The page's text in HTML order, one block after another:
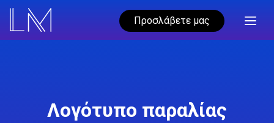
Προσλάβετε μας
Λογότυπο παραλίας